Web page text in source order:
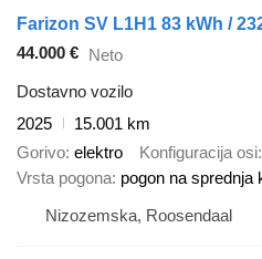
44.000 € Neto
Dostavno vozilo
2025
15.001 km
Gorivo elektro Konfiguracija osi
Vrsta pogona pogon na sprednja
Nizozemska, Roosendaal